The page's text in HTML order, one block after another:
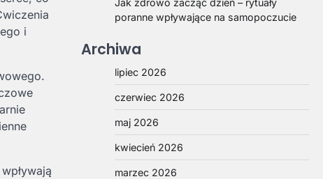
i
Jak zdrowo zacząć dzień – rytuały
poranne wpływające na samopoczucie
Archiwa
lipiec 2026
czerwiec 2026
maj 2026
kwiecień 2026
marzec 2026